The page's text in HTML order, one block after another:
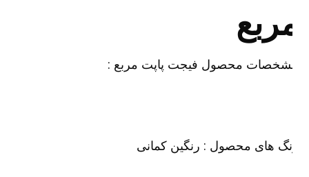
محصول فیجت پاپت مربع :
های محصول : رنگین کمانی